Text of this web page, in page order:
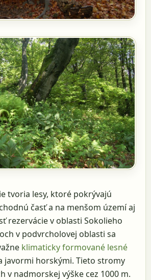
tvoria lesy, ktoré pokrývajú
časť a na menšom území aj
rezervácie v oblasti Sokolieho
v podvrcholovej oblasti sa
klimaticky formované lesné
javormi horskými. Tieto stromy
v nadmorskej výške cez 1000 m.